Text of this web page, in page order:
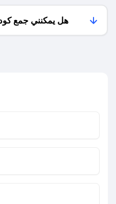
هل يمكنني جمع